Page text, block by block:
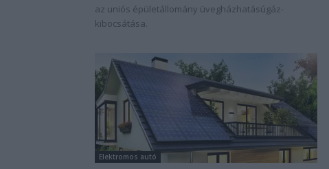
az uniós épületállomány üvegházhatásúgáz-
kibocsátása.
Elektromos autó